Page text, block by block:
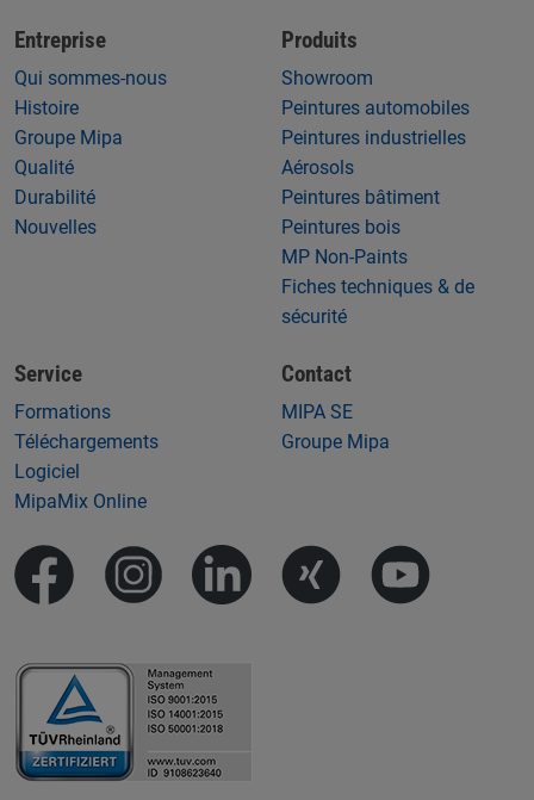
Entreprise
Qui sommes-nous
Histoire
Groupe Mipa
Qualité
Durabilité
Nouvelles
Produits
Showroom
Peintures automobiles
Peintures industrielles
Aérosols
Peintures bâtiment
Peintures bois
MP Non-Paints
Fiches techniques & de
sécurité
Service
Formations
Téléchargements
Logiciel
MipaMix Online
Contact
MIPA SE
Groupe Mipa